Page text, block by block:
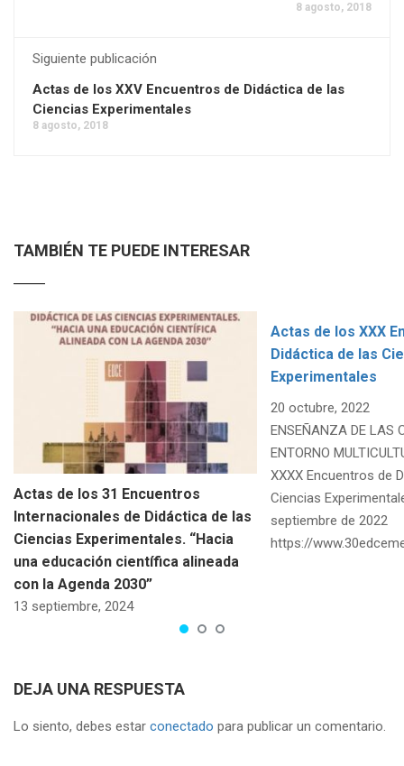
8 agosto, 2018
Siguiente publicación
Actas de los XXV Encuentros de Didáctica de las
Ciencias Experimentales
8 agosto, 2018
TAMBIÉN TE PUEDE INTERESAR
Actas de los 31 Encuentros
Internacionales de Didáctica de las
Ciencias Experimentales. “Hacia
una educación científica alineada
con la Agenda 2030”
13 septiembre, 2024
Actas de los XXX
Didáctica de las
Experimentales
20 octubre, 2022
ENSEÑANZA DE LAS
ENTORNO
XXXX Encuentros de
Ciencias
septiembre de 2022
https://
DEJA UNA RESPUESTA
Lo siento, debes estar conectado para publicar un comentario.